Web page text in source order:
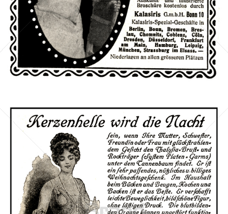
Bild-ID: 42462